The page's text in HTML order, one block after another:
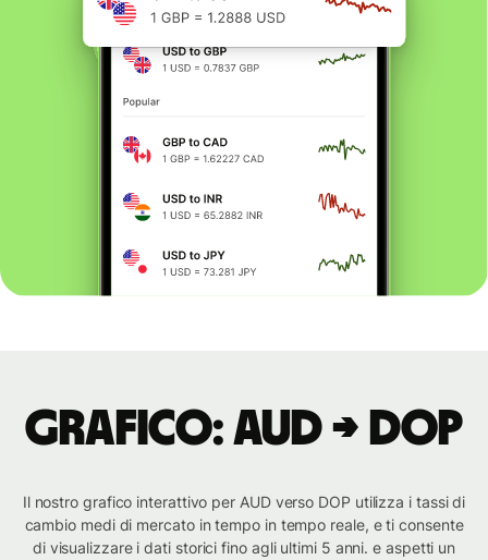
Grafico: AUD → DOP
Il nostro grafico interattivo per AUD verso DOP utilizza i tassi di
cambio medi di mercato in tempo in tempo reale, e ti consente
di visualizzare i dati storici fino agli ultimi 5 anni. e aspetti un